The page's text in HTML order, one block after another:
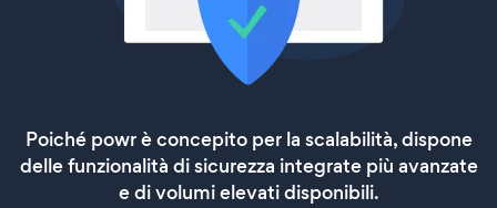
Poiché powr è concepito per la scalabilità, dispone
delle funzionalità di sicurezza integrate più avanzate
e di volumi elevati disponibili.